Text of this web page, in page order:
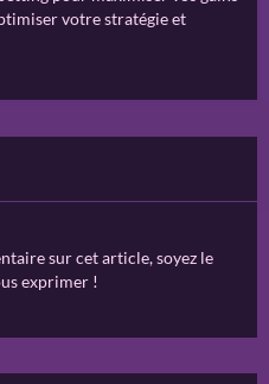
votre stratégie et
sur cet article, soyez le
exprimer !